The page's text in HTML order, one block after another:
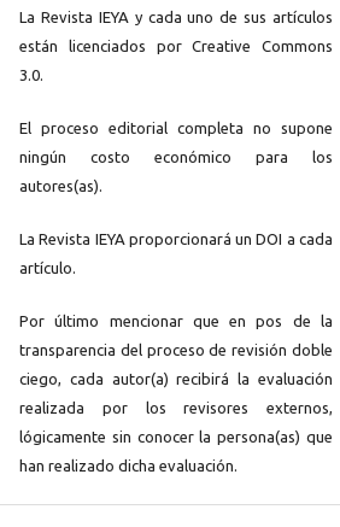
La Revista IEYA y cada uno de sus artículos
están licenciados por Creative Commons
3.0.
El proceso editorial completa no supone
ningún costo económico para los
autores(as).
La Revista IEYA proporcionará un DOI a cada
artículo.
Por último mencionar que en pos de la
transparencia del proceso de revisión doble
ciego, cada autor(a) recibirá la evaluación
realizada por los revisores externos,
lógicamente sin conocer la persona(as) que
han realizado dicha evaluación.